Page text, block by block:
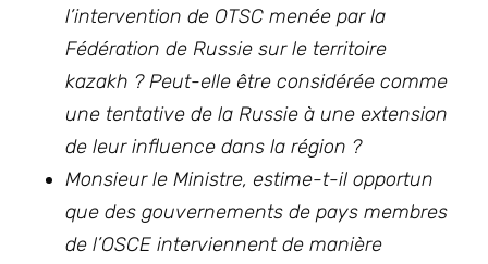
l’intervention de OTSC menée par la
Fédération de Russie sur le territoire
kazakh ? Peut-elle être considérée comme
une tentative de la Russie à une extension
de leur influence dans la région ?
Monsieur le Ministre, estime-t-il opportun
que des gouvernements de pays membres
de l’OSCE interviennent de manière